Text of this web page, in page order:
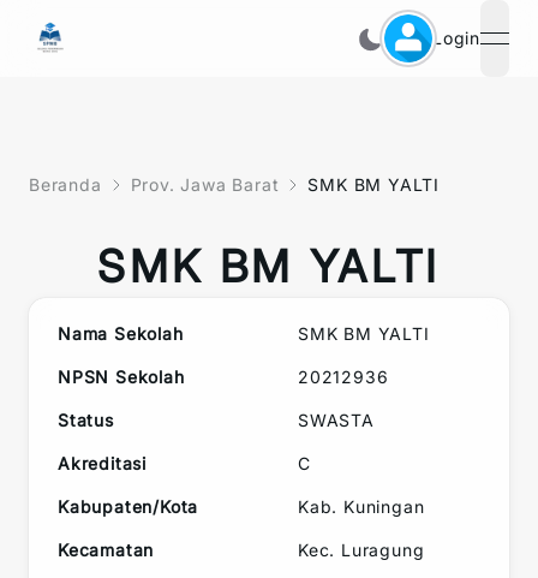
Login
Beranda Prov. Jawa Barat SMK BM YALTI
SMK BM YALTI
Nama Sekolah SMK BM YALTI
NPSN Sekolah 20212936
Status SWASTA
Akreditasi C
Kabupaten/Kota Kab. Kuningan
Kecamatan Kec. Luragung